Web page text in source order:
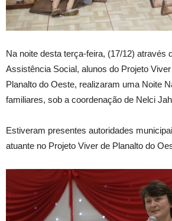
Na noite desta terça-feira, (17/12) através
Assistência Social, alunos do Projeto
Planalto do Oeste, realizaram uma Noite
familiares, sob a coordenação de Nelci
Estiveram presentes autoridades
atuante no Projeto Viver de Planalto do